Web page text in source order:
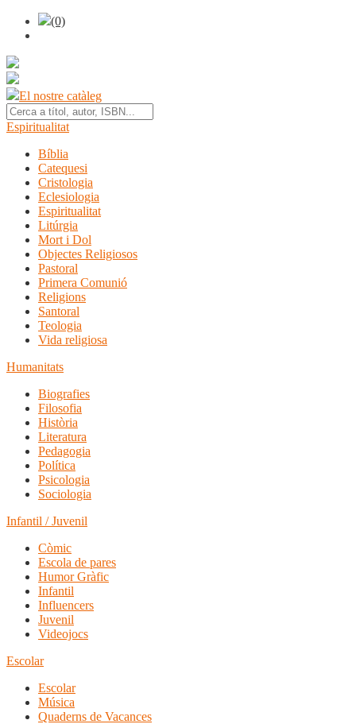
(0)
El nostre catàleg
Espiritualitat
Bíblia
Catequesi
Cristologia
Eclesiologia
Espiritualitat
Litúrgia
Mort i Dol
Objectes Religiosos
Pastoral
Primera Comunió
Religions
Santoral
Teologia
Vida religiosa
Humanitats
Biografies
Filosofia
Història
Literatura
Pedagogia
Política
Psicologia
Sociologia
Infantil / Juvenil
Còmic
Escola de pares
Humor Gràfic
Infantil
Influencers
Juvenil
Videojocs
Escolar
Escolar
Música
Quaderns de Vacances